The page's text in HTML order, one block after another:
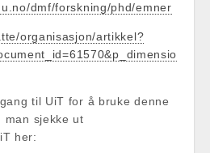
dmf/forskning/phd/emner
organisasjon/artikkel?
til UiT for å bruke denne
man sjekke ut
her: